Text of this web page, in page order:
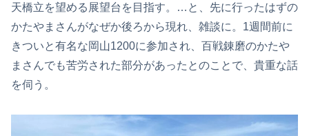
天橋立を望める展望台を目指す。…と、先に行ったはずの
かたやまさんがなぜか後ろから現れ、雑談に。1週間前に
きついと有名な岡山1200に参加され、百戦錬磨のかたや
まさんでも苦労された部分があったとのことで、貴重な話
を伺う。